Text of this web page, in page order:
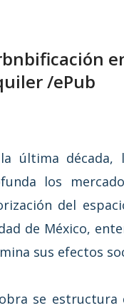
/ePub
última década,
los
del
de México,
sus efectos
se